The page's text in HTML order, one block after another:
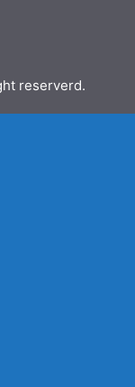
reserverd.